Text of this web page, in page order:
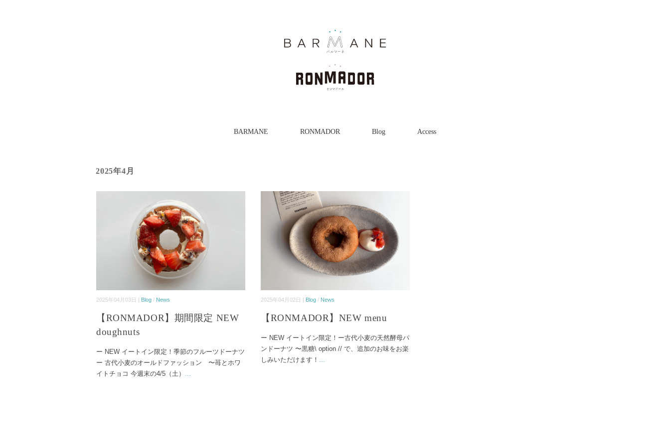
BARMANE RONMADOR Blog Access
2025年4月
2025年04月03日 | Blog/ News
【RONMADOR】期間限定 NEW
doughnuts
ー NEW イートイン限定！季節のフルーツドーナツ
ー 古代小麦のオールドファッション 〜苺とホワ
イトチョコ 今週末の4/5（土）
2025年04月02日 | Blog / News
【RONMADOR】NEW menu
ー NEW イートイン限定！ー古代小麦の天然酵母パ
ンドーナツ 〜黒糖\ option // で、追加のお味をお楽
しみいただけます！